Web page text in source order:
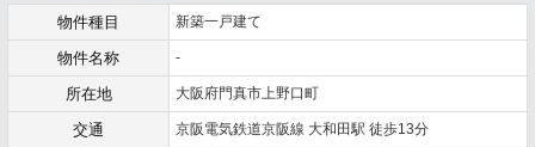
物件種目 新築一戸建て
物件名称 -
所在地 大阪府門真市上野口町
交通 京阪電気鉄道京阪線 大和田駅 徒歩13分